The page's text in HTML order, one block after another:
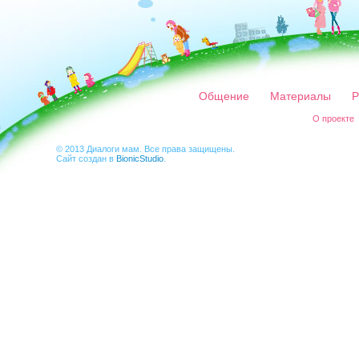
Общение Материалы
О проекте
© 2013 Диалоги мам. Все права защищены.
Сайт создан в BionicStudio